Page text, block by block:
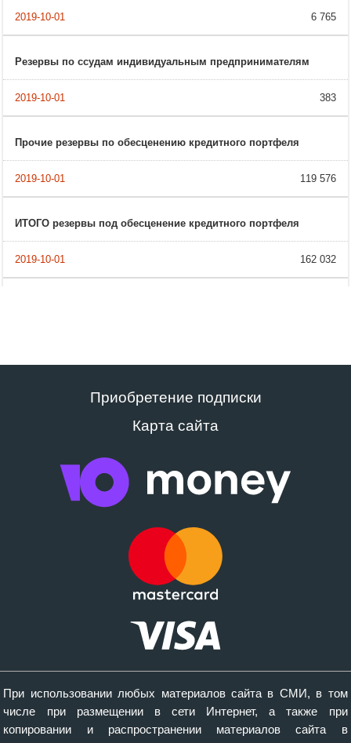
6 765
Резервы по ссудам индивидуальным предпринимателям
383
Прочие резервы по обесценению кредитного портфеля
119 576
ИТОГО резервы под обесценение кредитного портфеля
162 032
Приобретение подписки
Карта сайта
При использовании любых материалов сайта в СМИ, в том
числе при размещении в сети Интернет, а также при
копировании и распространении материалов сайта в